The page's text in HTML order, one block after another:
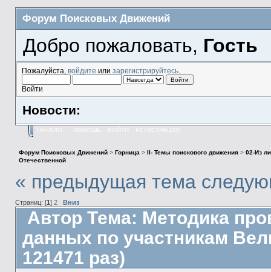
Форум Поисковых Движений
Добро пожаловать, Гость
Пожалуйста, войдите или зарегистрируйтесь.
Войти
Новости:
НАЧАЛО ПОМОЩЬ ВОЙТИ РЕГИСТРАЦИЯ
Форум Поисковых Движений> Горница> II- Темы поискового движения> 02-Из
Отечественной
« предыдущая тема
Страниц: [1 ] 2 Вниз
Автор Тема: Методика
данных по участникам
121471 раз)